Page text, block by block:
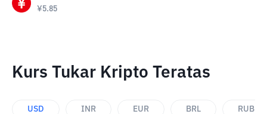
¥5.85
Kurs Tukar Kripto Teratas
USD INR EUR BRL RUB